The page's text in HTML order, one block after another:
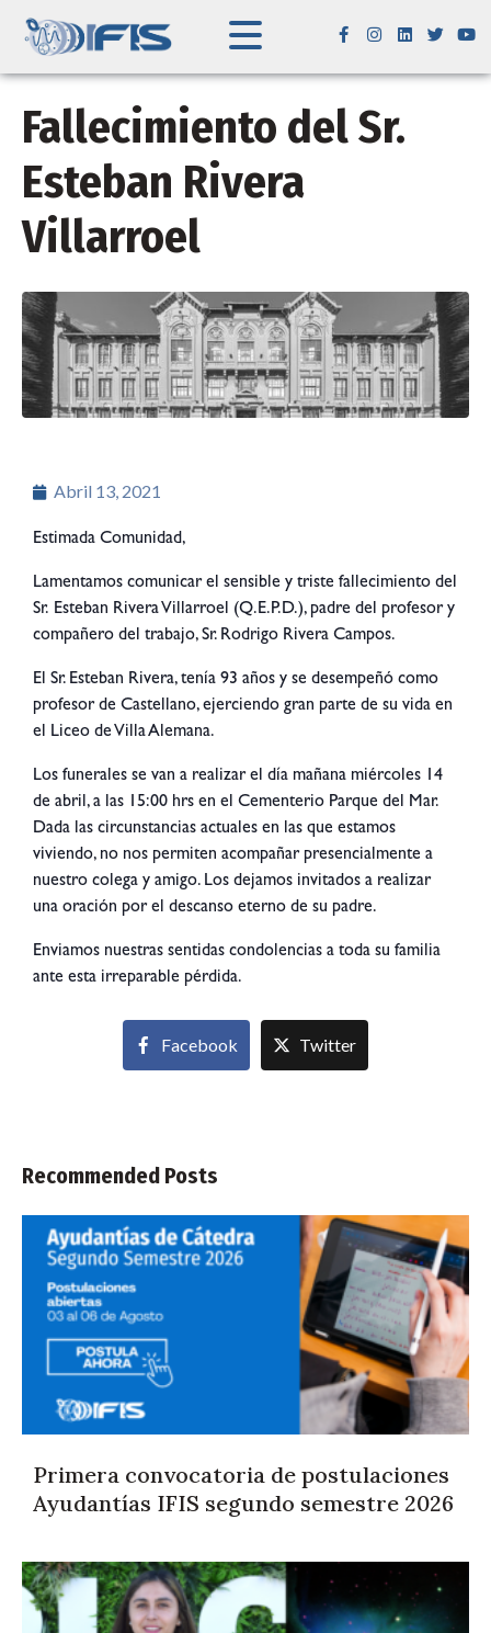
Fallecimiento del Sr.
Esteban Rivera
Villarroel
Abril 13, 2021
Estimada Comunidad,
Lamentamos comunicar el sensible y triste fallecimiento del
Sr. Esteban Rivera Villarroel (Q.E.P.D.), padre del profesor y
compañero del trabajo, Sr. Rodrigo Rivera Campos.
El Sr. Esteban Rivera, tenía 93 años y se desempeñó como
profesor de Castellano, ejerciendo gran parte de su vida en
el Liceo de Villa Alemana.
Los funerales se van a realizar el día mañana miércoles 14
de abril, a las 15:00 hrs en el Cementerio Parque del Mar.
Dada las circunstancias actuales en las que estamos
viviendo, no nos permiten acompañar presencialmente a
nuestro colega y amigo. Los dejamos invitados a realizar
una oración por el descanso eterno de su padre.
Enviamos nuestras sentidas condolencias a toda su familia
ante esta irreparable pérdida.
Facebook Twitter
Recommended Posts
Primera convocatoria de postulaciones
Ayudantías IFIS segundo semestre 2026